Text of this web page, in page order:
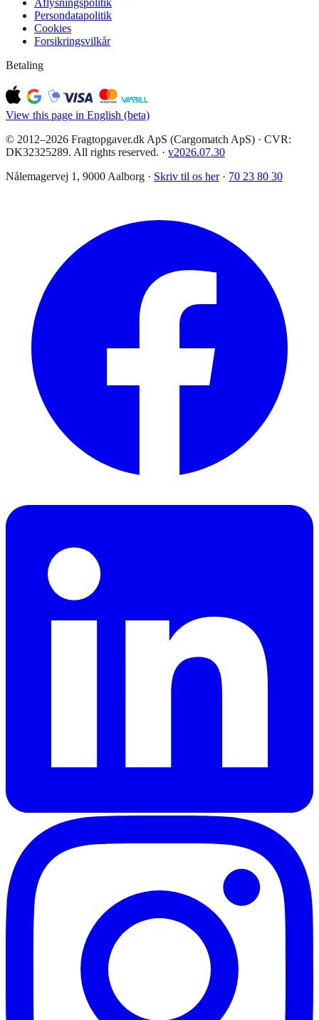
Persondatapolitik
Cookies
Forsikringsvilkår
Betaling
View this page in English (beta)
© 2012–2026 Fragtopgaver.dk ApS (Cargomatch ApS) · CVR:
DK32325289. All rights reserved. · v2026.07.30
Nålemagervej 1, 9000 Aalborg · Skriv til os her · 70 23 80 30